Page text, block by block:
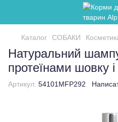
Каталог СОБАКИ
Натуральний
протеїнами шовку
Артикул: 54101MFP292